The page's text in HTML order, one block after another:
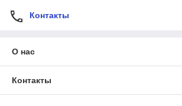
Контакты
О нас
Контакты